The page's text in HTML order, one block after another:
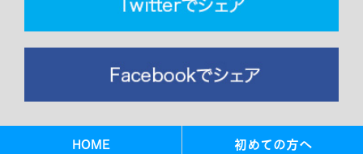
HOME 初めての方へ